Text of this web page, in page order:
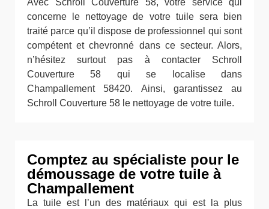
Avec Schroll Couverture 58, votre service qui
concerne le nettoyage de votre tuile sera bien
traité parce qu’il dispose de professionnel qui sont
compétent et chevronné dans ce secteur. Alors,
n’hésitez surtout pas à contacter Schroll
Couverture 58 qui se localise dans
Champallement 58420. Ainsi, garantissez au
Schroll Couverture 58 le nettoyage de votre tuile.
Comptez au spécialiste pour le
démoussage de votre tuile à
Champallement
La tuile est l’un des matériaux qui est la plus